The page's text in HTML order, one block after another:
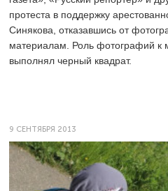
протеста в поддержку
Синякова, отказавшись от
материалам. Роль фотографий к
выполнял черный квадрат.
9 СЕНТЯБРЯ 2013